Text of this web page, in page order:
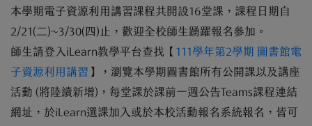
本學期電子資源利用講習課程共開設16堂課，課程日期自
2/21(二)~3/30(四)止，歡迎全校師生踴躍報名參加。
師生請登入iLearn教學平台查找【 111學年第2學期 圖書館電
子資源利用講習 】，瀏覽本學期圖書館所有公開課以及講座
活動 (將陸續新增)，每堂課於課前一週公告Teams課程連結
網址，於iLearn選課加入或於本校活動報名系統報名，皆可